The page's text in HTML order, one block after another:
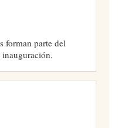
forman parte del